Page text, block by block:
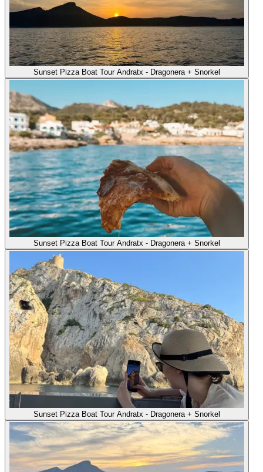
Sunset Pizza Boat Tour Andratx - Dragonera + Snorkel
Sunset Pizza Boat Tour Andratx - Dragonera + Snorkel
Sunset Pizza Boat Tour Andratx - Dragonera + Snorkel